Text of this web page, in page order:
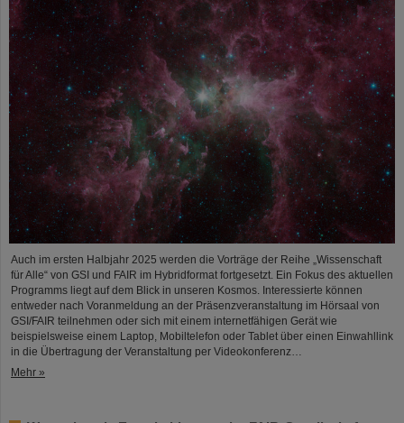
Auch im ersten Halbjahr 2025 werden die Vorträge der Reihe „Wissenschaft
für Alle“ von GSI und FAIR im Hybridformat fortgesetzt. Ein Fokus des aktuellen
Programms liegt auf dem Blick in unseren Kosmos. Interessierte können
entweder nach Voranmeldung an der Präsenzveranstaltung im Hörsaal von
GSI/FAIR teilnehmen oder sich mit einem internetfähigen Gerät wie
beispielsweise einem Laptop, Mobiltelefon oder Tablet über einen Einwahllink
in die Übertragung der Veranstaltung per Videokonferenz…
Mehr »